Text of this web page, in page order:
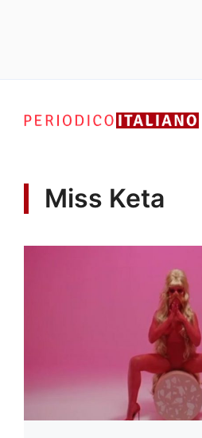
contenuto
Miss Keta